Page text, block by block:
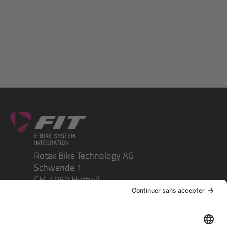
Rotax Bike Technology AG
Schwende 1
CH-4950 Huttwil